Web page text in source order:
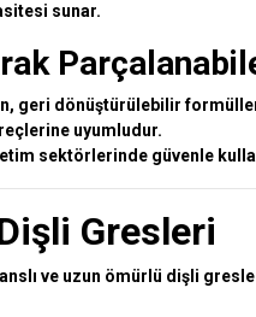
sunar.
geri dönüştürülebilir
uyumludur.
sektörlerinde güvenle
Gresleri
ve uzun ömürlü dişli